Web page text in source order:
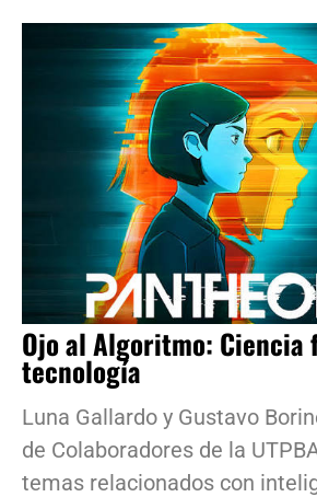
Ojo al Algoritmo: Ciencia
tecnología
Luna Gallardo y Gustavo
de Colaboradores de la
temas relacionados con